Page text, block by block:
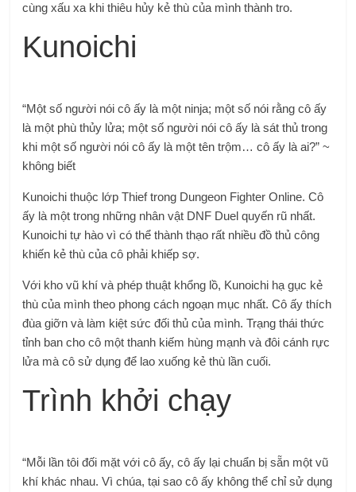
cùng xấu xa khi thiêu hủy kẻ thù của mình thành tro.
Kunoichi
“Một số người nói cô ấy là một ninja; một số nói rằng cô ấy
là một phù thủy lửa; một số người nói cô ấy là sát thủ trong
khi một số người nói cô ấy là một tên trộm… cô ấy là ai?” ~
không biết
Kunoichi thuộc lớp Thief trong Dungeon Fighter Online. Cô
ấy là một trong những nhân vật DNF Duel quyến rũ nhất.
Kunoichi tự hào vì có thể thành thạo rất nhiều đồ thủ công
khiến kẻ thù của cô phải khiếp sợ.
Với kho vũ khí và phép thuật khổng lồ, Kunoichi hạ gục kẻ
thù của mình theo phong cách ngoạn mục nhất. Cô ấy thích
đùa giỡn và làm kiệt sức đối thủ của mình. Trạng thái thức
tỉnh ban cho cô một thanh kiếm hùng mạnh và đôi cánh rực
lửa mà cô sử dụng để lao xuống kẻ thù lần cuối.
Trình khởi chạy
“Mỗi lần tôi đối mặt với cô ấy, cô ấy lại chuẩn bị sẵn một vũ
khí khác nhau. Vì chúa, tại sao cô ấy không thể chỉ sử dụng